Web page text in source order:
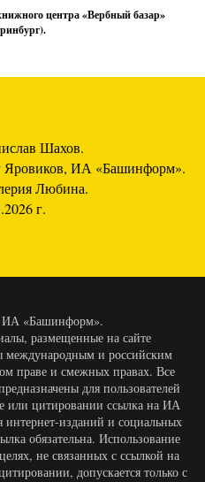
центра «Вербный базар»
Шахов.
ИА «Башинформ».
Любина.
г.
«Башинформ».
размещенные на сайте
и российским
праве и смежных правах. Все
для пользователей
или цитировании ссылка на ИА
изданий и социальных
обязательна. Использование
не связанных с ссылкой на
допускается только с